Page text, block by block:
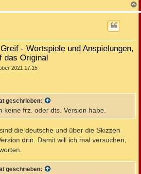
a
- Wortspiele und Anspielungen,
das Original
2021 17:15
geschrieben:
keine frz. oder dts. Version habe.
die deutsche und über die Skizzen
drin. Damit will ich mal versuchen,
geschrieben: